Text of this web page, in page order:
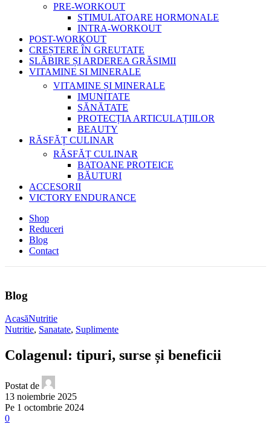
PRE-WORKOUT
STIMULATOARE HORMONALE
INTRA-WORKOUT
POST-WORKOUT
CREȘTERE ÎN GREUTATE
SLĂBIRE ȘI ARDEREA GRĂSIMII
VITAMINE SI MINERALE
VITAMINE ȘI MINERALE
IMUNITATE
SĂNĂTATE
PROTECȚIA ARTICULAȚIILOR
BEAUTY
RĂSFĂȚ CULINAR
RĂSFĂȚ CULINAR
BATOANE PROTEICE
BĂUTURI
ACCESORII
VICTORY ENDURANCE
Shop
Reduceri
Blog
Contact
Blog
AcasăNutritie
Nutritie, Sanatate, Suplimente
Colagenul: tipuri, surse și beneficii
Postat de
13 noiembrie 2025
Pe 1 octombrie 2024
0